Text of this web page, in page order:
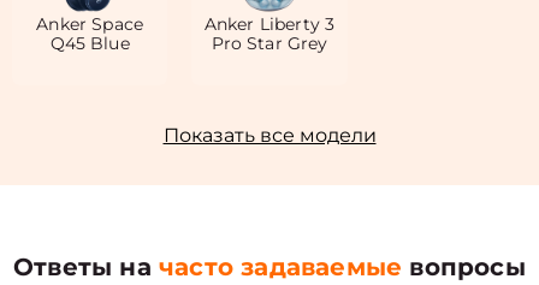
Anker Space
Q45 Blue
Anker Liberty 3
Pro Star Grey
Показать все модели
Ответы начасто задаваемые вопросы